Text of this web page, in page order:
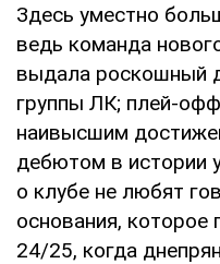
Здесь уместно
ведь команда
выдала роскошный
группы ЛК; плей-
наивысшим
дебютом в истории
о клубе не любят
основания,
24/25, когда